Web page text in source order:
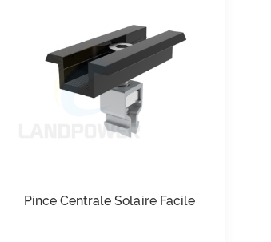
Pince Centrale Solaire Facile